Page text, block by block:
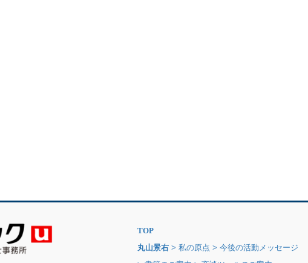
TOP
丸山景右 > 私の原点 > 今後の活動メッセージ